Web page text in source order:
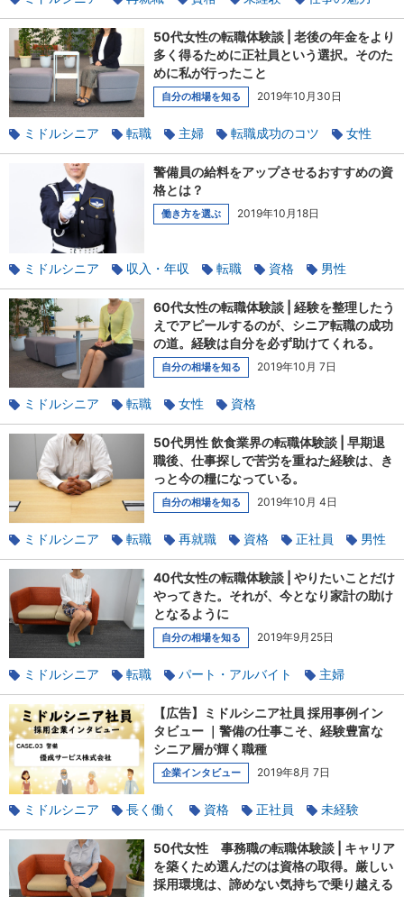
清掃
50代女性の転職体験談 | 老後の年金をより
多く得るために正社員という選択。そのた
めに私が行ったこと
自分の相場を知る 2019年10月30日
ミドルシニア 転職 主婦 転職成功のコツ
女性
正社員
40代・50代・60代の転職体験談
オフィスワーク
警備員の給料をアップさせるおすすめの資
格とは？
働き方を選ぶ 2019年10月18日
ミドルシニア 収入・年収 転職 資格
男性
警備
60代女性の転職体験談 | 経験を整理したう
えでアピールするのが、シニア転職の成功
の道。経験は自分を必ず助けてくれる。
自分の相場を知る 2019年10月 7日
ミドルシニア 転職 女性
資格
40代・50代・60代の転職体験談
経験へのこだわり
50代男性 飲食業界の転職体験談 | 早期退
職後、仕事探しで苦労を重ねた経験は、き
っと今の糧になっている。
自分の相場を知る 2019年10月 4日
ミドルシニア 転職 再就職 資格 正社員
男性
40代・50代・60代の転職体験談
契約社員
接客
早期退職 飲食業界
40代女性の転職体験談 | やりたいことだけ
やってきた。それが、今となり家計の助け
となるように
自分の相場を知る 2019年9月25日
ミドルシニア 転職 パート・アルバイト
主婦
女性
資格 未経験
【広告】ミドルシニア社員 採用事例イン
タビュー ｜警備の仕事こそ、経験豊富な
シニア層が輝く職種
企業インタビュー 2019年8月 7日
ミドルシニア 長く働く 資格 正社員
未経験
仕事の魅力
中高年採用 企業インタビュー
50代女性 事務職の転職体験談 | キャリア
を築くため選んだのは資格の取得。厳しい
採用環境は、諦めない気持ちで乗り越える